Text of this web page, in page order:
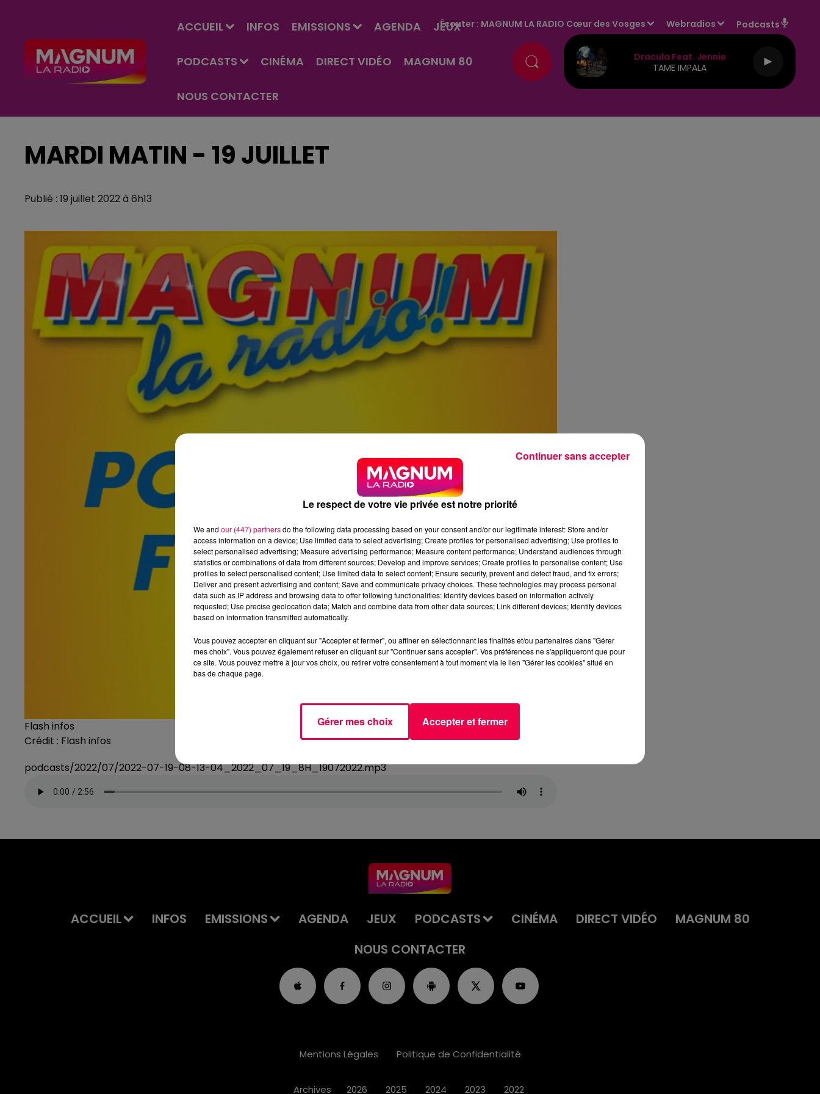
ACCUEIL INFOS EMISSIONS AGENDA JEUX
PODCASTS CINÉMA DIRECT VIDÉO MAGNUM 80
NOUS CONTACTER
Écouter : MAGNUM LA RADIO Cœur des Vosges Webradios Podcasts
Dracula Feat. Jennie
TAME IMPALA
MARDI MATIN - 19 JUILLET
Publié : 19 juillet 2022 à 6h13
Flash infos
Crédit : Flash infos
podcasts/2022/07/2022-07-19-08-13-04_2022_07_19_8H_19072022.mp3
ACCUEIL INFOS EMISSIONS AGENDA JEUX PODCASTS CINÉMA DIRECT VIDÉO
MAGNUM 80
NOUS CONTACTER
Mentions Légales Politique de Confidentialité
Archives 2026 2025 2024 2023 2022
Le respect de votre vie privée est notre priorité
We and our (447) partnersdo the following data processing based on your consent and/or our legitimate interest: Store and/or
access information on a device; Use limited data to select advertising; Create profiles for personalised advertising; Use profiles to
select personalised advertising; Measure advertising performance; Measure content performance; Understand audiences through
statistics or combinations of data from different sources; Develop and improve services; Create profiles to personalise content; Use
profiles to select personalised content; Use limited data to select content; Ensure security, prevent and detect fraud, and fix errors;
Deliver and present advertising and content; Save and communicate privacy choices. These technologies may process personal
data such as IP address and browsing data to offer following functionalities: Identify devices based on information actively
requested; Use precise geolocation data; Match and combine data from other data sources; Link different devices; Identify devices
based on information transmitted automatically.
Vous pouvez accepter en cliquant sur "Accepter et fermer", ou affiner en sélectionnant les finalités et/ou partenaires dans "Gérer
mes choix". Vous pouvez également refuser en cliquant sur "Continuer sans accepter". Vos préférences ne s'appliqueront que pour
ce site. Vous pouvez mettre à jour vos choix, ou retirer votre consentement à tout moment via le lien "Gérer les cookies" situé en
bas de chaque page.
Gérer mes choix Accepter et fermer
Continuer sans accepter